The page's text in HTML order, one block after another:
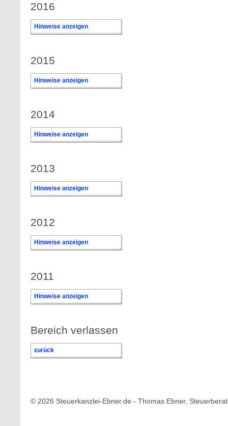
2016
Hinweise anzeigen
2015
Hinweise anzeigen
2014
Hinweise anzeigen
2013
Hinweise anzeigen
2012
Hinweise anzeigen
2011
Hinweise anzeigen
Bereich verlassen
zurück
© 2026 Steuerkanzlei-Ebner.de - Thomas Ebner,